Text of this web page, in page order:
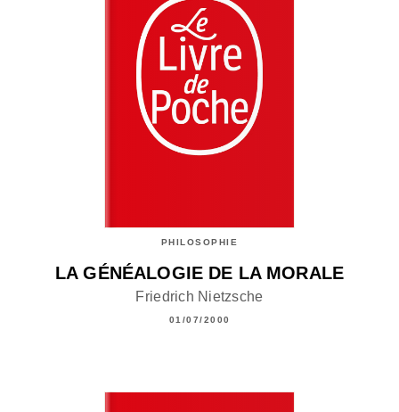
PHILOSOPHIE
LA GÉNÉALOGIE DE LA MORALE
Friedrich Nietzsche
01/07/2000